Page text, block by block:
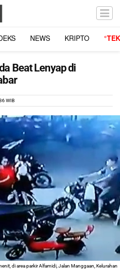
NEWS KRIPTO
Beat Lenyap di
WIB
di area parkir Alfamidi, Jalan Manggaan, Kelurahan